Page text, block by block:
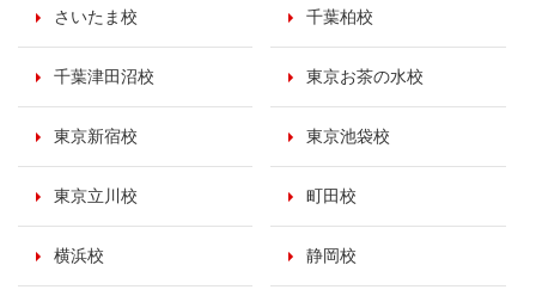
さいたま校 千葉柏校
千葉津田沼校 東京お茶の水校
東京新宿校 東京池袋校
東京立川校 町田校
横浜校 静岡校